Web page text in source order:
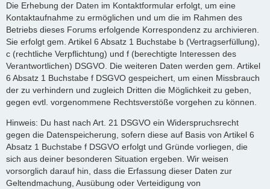
Die Erhebung der Daten im Kontaktformular erfolgt, um eine
Kontaktaufnahme zu ermöglichen und um die im Rahmen des
Betriebs dieses Forums erfolgende Korrespondenz zu archivieren.
Sie erfolgt gem. Artikel 6 Absatz 1 Buchstabe b (Vertragserfüllung),
c (rechtliche Verpflichtung) und f (berechtigte Interessen des
Verantwortlichen) DSGVO. Die weiteren Daten werden gem. Artikel
6 Absatz 1 Buchstabe f DSGVO gespeichert, um einen Missbrauch
der zu verhindern und zugleich Dritten die Möglichkeit zu geben,
gegen evtl. vorgenommene Rechtsverstöße vorgehen zu können.
Hinweis: Du hast nach Art. 21 DSGVO ein Widerspruchsrecht
gegen die Datenspeicherung, sofern diese auf Basis von Artikel 6
Absatz 1 Buchstabe f DSGVO erfolgt und Gründe vorliegen, die
sich aus deiner besonderen Situation ergeben. Wir weisen
vorsorglich darauf hin, dass die Erfassung dieser Daten zur
Geltendmachung, Ausübung oder Verteidigung von